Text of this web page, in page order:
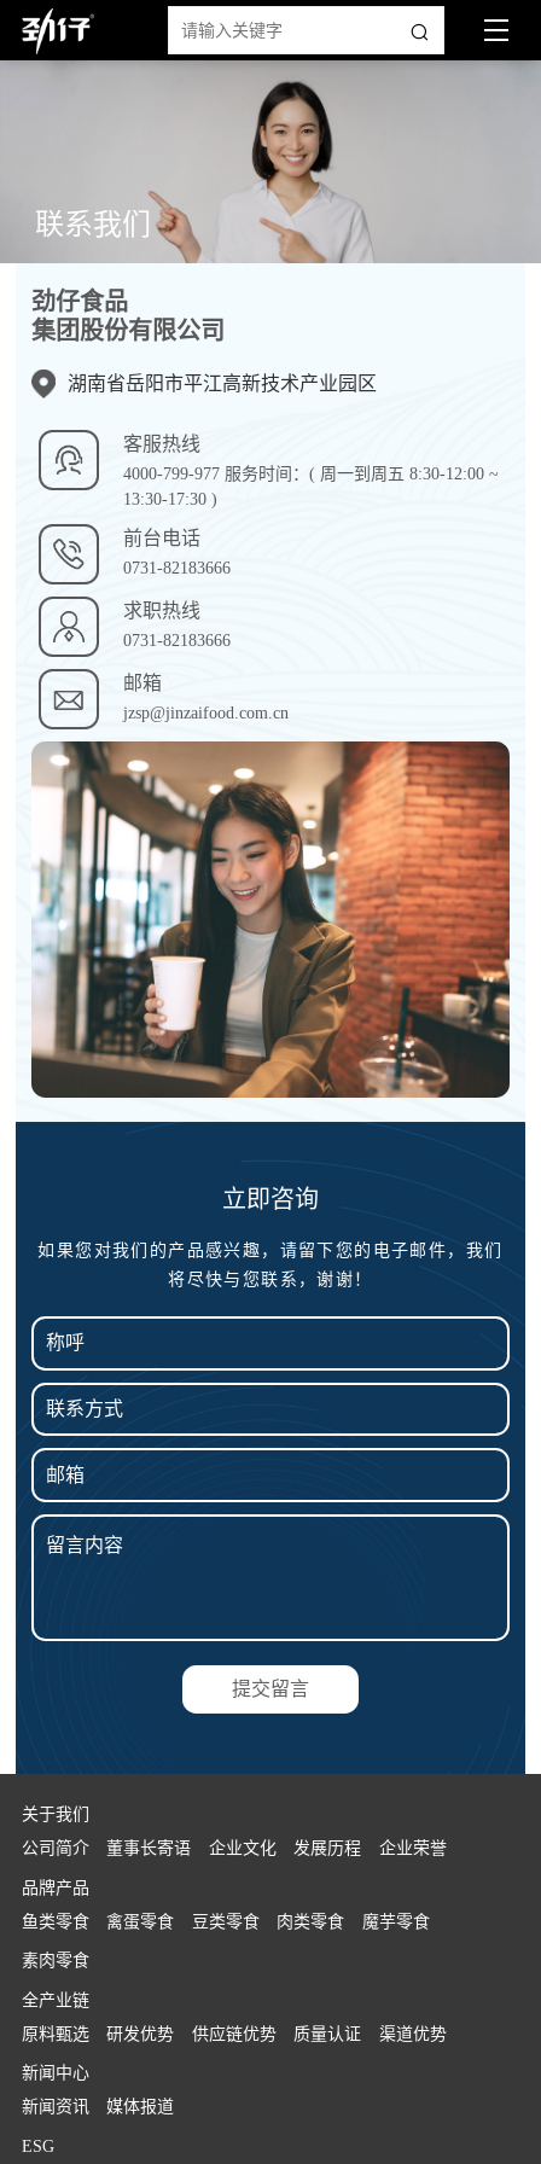
联系我们
劲仔食品
集团股份有限公司
湖南省岳阳市平江高新技术产业园区
客服热线
4000-799-977 服务时间：( 周一到周五 8:30-12:00 ~
13:30-17:30 )
前台电话
0731-82183666
求职热线
0731-82183666
邮箱
jzsp@jinzaifood.com.cn
立即咨询
如果您对我们的产品感兴趣，请留下您的电子邮件，我们
将尽快与您联系，谢谢！
提交留言
关于我们
公司简介
董事长寄语 企业文化 发展历程 企业荣誉
品牌产品
鱼类零食
禽蛋零食 豆类零食 肉类零食 魔芋零食
素肉零食
全产业链
原料甄选
研发优势 供应链优势 质量认证 渠道优势
新闻中心
新闻资讯
媒体报道
ESG